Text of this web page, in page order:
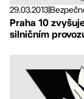
29.03.2013
Praha 10
silničním